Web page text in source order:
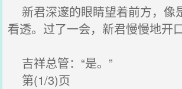
新君深邃的眼睛望着前方，像
看透。过了一会，新君慢慢地开
吉祥总管：“是。”
第(1/3)页